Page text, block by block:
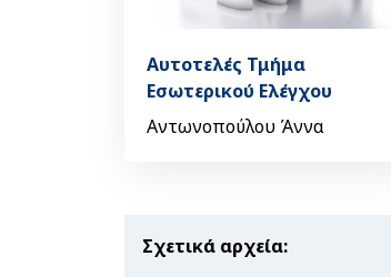
Αυτοτελές Τμήμα
Εσωτερικού Ελέγχου
Αντωνοπούλου Άννα
Σχετικά αρχεία